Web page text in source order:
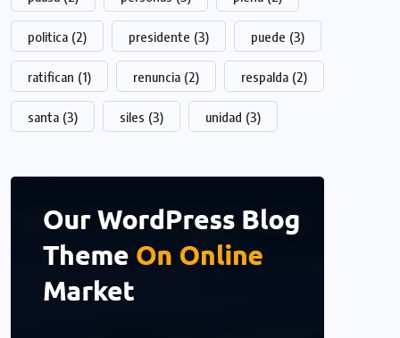
politica (2) presidente (3) puede (3)
ratifican (1) renuncia (2) respalda (2)
santa (3) siles (3) unidad (3)